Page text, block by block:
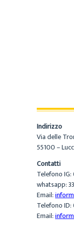
Indirizzo
Via delle
55100 –
Contatti
Telefono
whatsapp:
Email:
Telefono
Email: